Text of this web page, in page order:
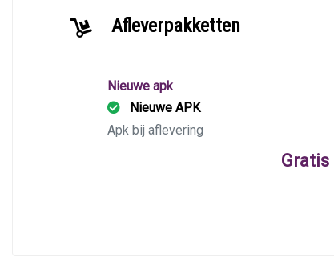
Afleverpakketten
Nieuwe apk
Nieuwe APK
Apk bij aflevering
Gratis